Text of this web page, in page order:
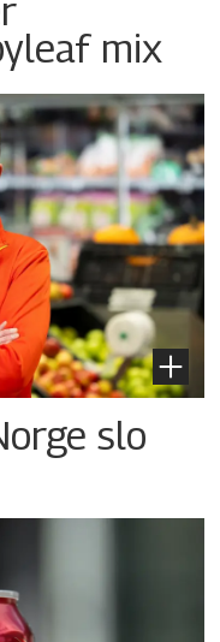
mix
slo